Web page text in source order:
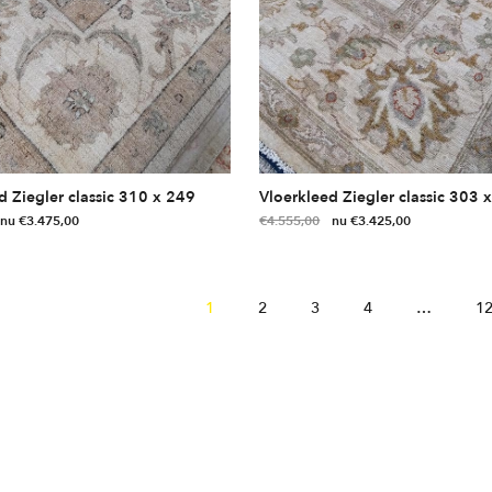
Ziegler classic 310 x 249
Oorspronkelijke
€3.475,00Huidige
Vloerkleed Ziegler classic 303
€4.555,00 Oorspronkelijke
€3.425,00Huidige
1 2 3 4 … 12